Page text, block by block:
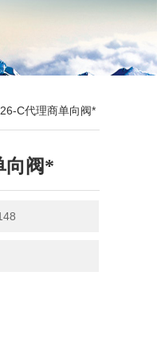
C代理商单向阀*
向阀*